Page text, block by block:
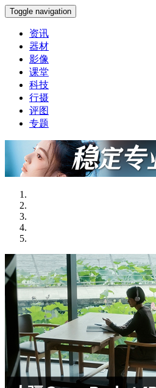
Toggle navigation
资讯
器材
影像
课堂
科技
行摄
评图
专题